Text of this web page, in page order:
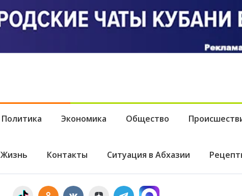
Политика Экономика Общество
Жизнь Контакты Ситуация в Абхазии